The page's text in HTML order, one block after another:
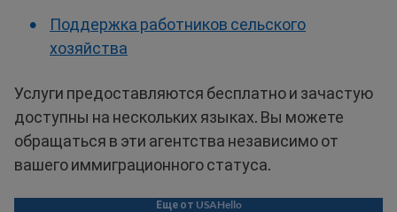
Поддержка работников сельского
хозяйства
Услуги предоставляются бесплатно и зачастую
доступны на нескольких языках. Вы можете
обращаться в эти агентства независимо от
вашего иммиграционного статуса.
Еще от USAHello